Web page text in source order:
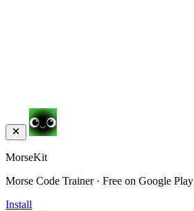
MorseKit
Morse Code Trainer · Free on Google Play
Install